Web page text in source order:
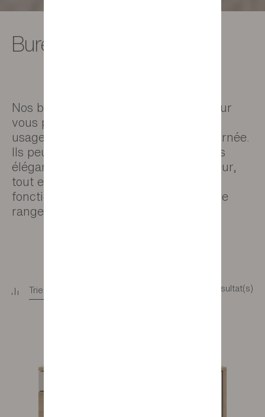
Bureaux design
Nos bureaux design sont travaillés pour
vous permettre de se prêter plusieurs
usages à différents moments de la journée.
Ils peuvent se transformer en consoles
élégantes grâce à leur faible profondeur,
tout en bénéficiant d'une grande
fonctionnalité grâce à leurs espaces de
rangement.
Trier 3 résultat(s)